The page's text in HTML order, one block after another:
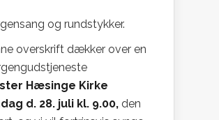
og rundstykker.
overskrift dækker over en
Hæsinge Kirke
d. 28. juli kl. 9.00, den